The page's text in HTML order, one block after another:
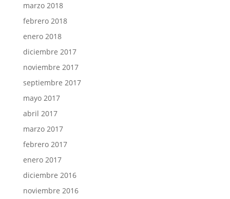
marzo 2018
febrero 2018
enero 2018
diciembre 2017
noviembre 2017
septiembre 2017
mayo 2017
abril 2017
marzo 2017
febrero 2017
enero 2017
diciembre 2016
noviembre 2016